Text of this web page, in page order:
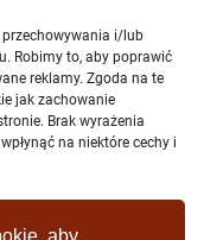
i/lub
Robimy to, aby poprawić
reklamy. Zgoda na te
jak zachowanie
Brak wyrażenia
na niektóre cechy i
aby